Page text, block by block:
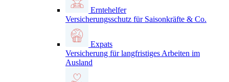
Erntehelfer
Versicherungsschutz für Saisonkräfte & Co.
Expats
Versicherung für langfristiges Arbeiten im
Ausland